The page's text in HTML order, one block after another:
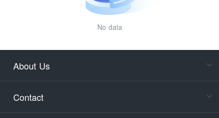
No data
About Us
Contact